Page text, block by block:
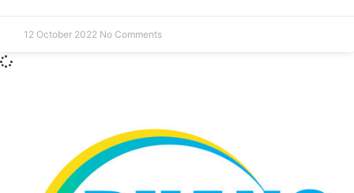
12 October 2022 No Comments